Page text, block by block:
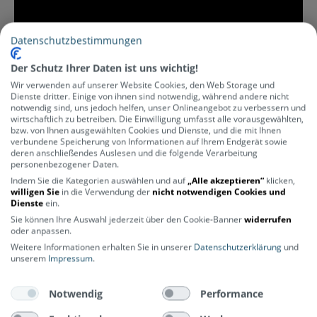
Herstellerinformationen
Hersteller Nummer
O-VBOXAU-IN
Hersteller
Johansson
Kategorie
Zubehör
Lastenrad-Zubehör
Datenschutzbestimmungen
Der Schutz Ihrer Daten ist uns wichtig!
Wir verwenden auf unserer Website Cookies, den Web Storage und
Dienste dritter. Einige von ihnen sind notwendig, während andere nicht
notwendig sind, uns jedoch helfen, unser Onlineangebot zu verbessern und
wirtschaftlich zu betreiben. Die Einwilligung umfasst alle vorausgewählten,
bzw. von Ihnen ausgewählten Cookies und Dienste, und die mit Ihnen
verbundene Speicherung von Informationen auf Ihrem Endgerät sowie
deren anschließendes Auslesen und die folgende Verarbeitung
personenbezogener Daten.
Indem Sie die Kategorien auswählen und auf„Alle akzeptieren“ klicken,
willigen Sie in die Verwendung der nicht notwendigen Cookies und
Diensteein.
Sie können Ihre Auswahl jederzeit über den Cookie-Bannerwiderrufen
oder anpassen.
Weitere Informationen erhalten Sie in unserer Datenschutzerklärung und
unserem Impressum.
Notwendig
Performance